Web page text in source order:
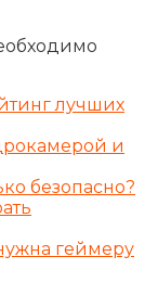
лучших
и
безопасно?
геймеру